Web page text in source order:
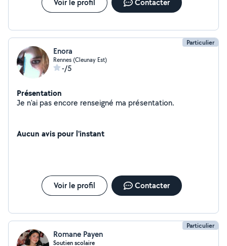
Voir le profil Contacter
Particulier
Enora
Rennes (Cleunay Est)
-/5
Présentation
Je n'ai pas encore renseigné ma présentation.
Aucun avis pour l'instant
Voir le profil Contacter
Particulier
Romane Payen
Soutien scolaire